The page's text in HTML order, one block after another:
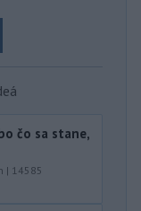
čo sa stane,
| 14585